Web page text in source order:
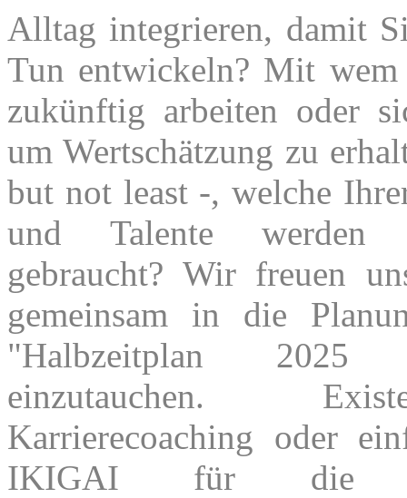
Alltag integrieren, damit
Tun entwickeln? Mit wem
zukünftig arbeiten oder
um Wertschätzung zu
but not least -, welche
und Talente
gebraucht? Wir freuen
gemeinsam in die
"Halbzeitplan
einzutauchen.
Karrierecoaching oder
IKIGAI für die